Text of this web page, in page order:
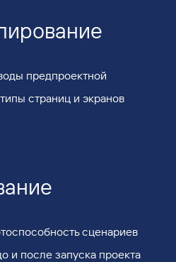
предпроектной
страниц и экранов
сценариев
и после запуска проекта